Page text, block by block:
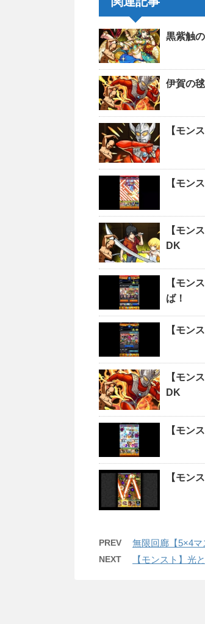
黒紫触
伊賀の
【モン
【モン
【モン
DK
【モン
ば！
【モン
【モン
DK
【モン
【モン
PREV 無限回廊【5×4
NEXT 【モンスト】光